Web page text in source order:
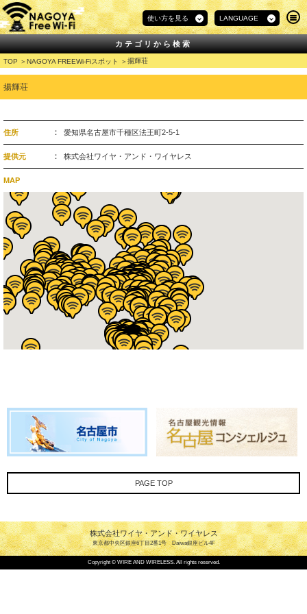
使い方を見る LANGUAGE
カテゴリから検索
TOP NAGOYA FREEWi-Fiスポット 揚輝荘
揚輝荘
住所 愛知県名古屋市千種区法王町2-5-1
提供元 株式会社ワイヤ・アンド・ワイヤレス
MAP
PAGE TOP
株式会社ワイヤ・アンド・ワイヤレス
東京都中央区銀座6丁目2番1号 Daiwa銀座ビル4F
Copyright © WIRE AND WIRELESS. All rights reserved.